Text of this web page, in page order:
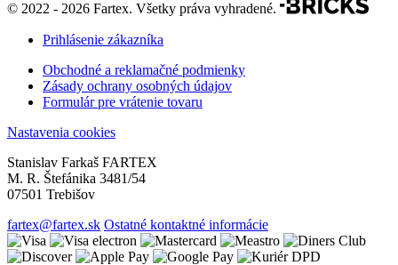
© 2022 - 2026 Fartex. Všetky práva vyhradené.
Prihlásenie zákazníka
Obchodné a reklamačné podmienky
Zásady ochrany osobných údajov
Formulár pre vrátenie tovaru
Nastavenia cookies
Stanislav Farkaš FARTEX
M. R. Štefánika 3481/54
07501 Trebišov
fartex@fartex.sk Ostatné kontaktné informácie